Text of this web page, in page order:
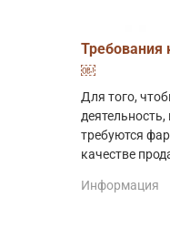
Требования
￼
Для того,
требуются
качестве
Информация